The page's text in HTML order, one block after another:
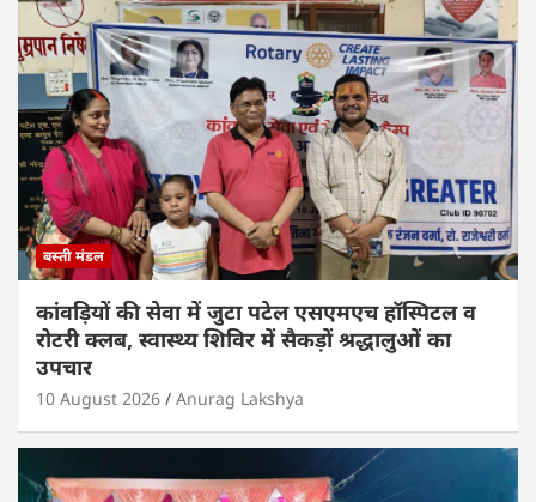
बस्ती मंडल
कांवड़ियों की सेवा में जुटा पटेल एसएमएच हॉस्पिटल व
रोटरी क्लब, स्वास्थ्य शिविर में सैकड़ों श्रद्धालुओं का
उपचार
10 August 2026 Anurag Lakshya